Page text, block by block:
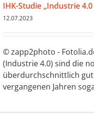
IHK-Studie „Industrie
12.07.2023
© zapp2photo -
(Industrie 4.0) sind die
überdurchschnittlich
vergangenen Jahren